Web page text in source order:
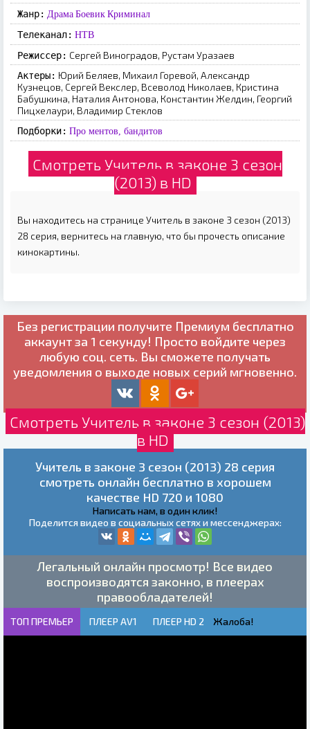
Жанр: Драма Боевик Криминал
Телеканал: НТВ
Режиссер: Сергей Виноградов, Рустам Уразаев
Актеры: Юрий Беляев, Михаил Горевой, Александр
Кузнецов, Сергей Векслер, Всеволод Николаев, Кристина
Бабушкина, Наталия Антонова, Константин Желдин, Георгий
Пицхелаури, Владимир Стеклов
Подборки: Про ментов, бандитов
Смотреть Учитель в законе 3 сезон
(2013) в HD
Вы находитесь на странице Учитель в законе 3 сезон (2013)
28 серия, вернитесь на главную, что бы прочесть описание
кинокартины.
Без регистрации получите Премиум бесплатно
аккаунт за 1 секунду! Просто войдите через
любую соц. сеть. Вы сможете получать
уведомления о выходе новых серий мгновенно.
Смотреть Учитель в законе 3 сезон (2013)
в HD
Учитель в законе 3 сезон (2013) 28 серия
смотреть онлайн бесплатно в хорошем
качестве HD 720 и 1080
Написать нам, в один клик!
Поделится видео в социальных сетях и мессенджерах:
Легальный онлайн просмотр! Все видео
воспроизводятся законно, в плеерах
правообладателей!
ТОП ПРЕМЬЕР ПЛЕЕР AV1 ПЛЕЕР HD 2 Жалоба!